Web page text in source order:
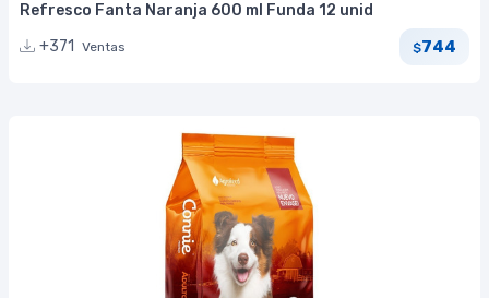
Refresco Fanta Naranja 600 ml Funda 12 unid
+371 Ventas $744